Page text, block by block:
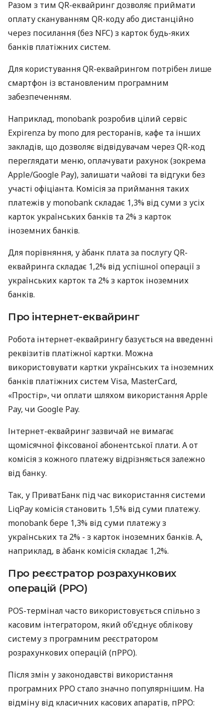
Разом з тим QR-еквайринг дозволяє приймати
оплату скануванням QR-коду або дистанційно
через посилання (без NFC) з карток будь-яких
банків платіжних систем.
Для користування QR-еквайрингом потрібен лише
смартфон із встановленим програмним
забезпеченням.
Наприклад, monobank розробив цілий сервіс
Expirenza by mono для ресторанів, кафе та інших
закладів, що дозволяє відвідувачам через QR-код
переглядати меню, оплачувати рахунок (зокрема
Apple/Google Pay), залишати чайові та відгуки без
участі офіціанта. Комісія за приймання таких
платежів у monobank складає 1,3% від суми з усіх
карток українських банків та 2% з карток
іноземних банків.
Для порівняння, у àбанк плата за послугу QR-
еквайринга складає 1,2% від успішної операції з
українських карток та 2% з карток іноземних
банків.
Про інтернет-еквайринг
Робота інтернет-еквайрингу базується на введенні
реквізитів платіжної картки. Можна
використовувати картки українських та іноземних
банків платіжних систем Visa, MasterCard,
«Простір», чи оплати шляхом використання Apple
Pay, чи Google Pay.
Інтернет-еквайринг зазвичай не вимагає
щомісячної фіксованої абонентської плати. А от
комісія з кожного платежу відрізняється залежно
від банку.
Так, у ПриватБанк під час використання системи
LiqPay комісія становить 1,5% від суми платежу.
monobank бере 1,3% від суми платежу з
українських та 2% - з карток іноземних банків. А,
наприклад, в àбанк комісія складає 1,2%.
Про реєстратор розрахункових
операцій (РРО)
POS-термінал часто використовується спільно з
касовим інтегратором, який об’єднує облікову
систему з програмним реєстратором
розрахункових операцій (пРРО).
Після змін у законодавстві використання
програмних РРО стало значно популярнішим. На
відміну від класичних касових апаратів, пРРО: